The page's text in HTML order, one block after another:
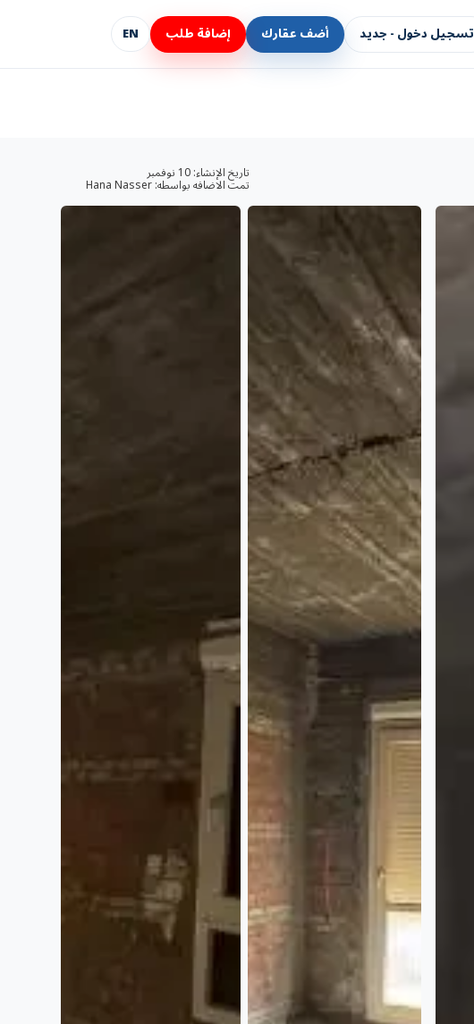
تسجيل دخول - جديد أضف عقارك إضافة طلب EN
تاريخ الإنشاء: 10 نوفمبر
تمت الاضافه بواسطه: Hana Nasser